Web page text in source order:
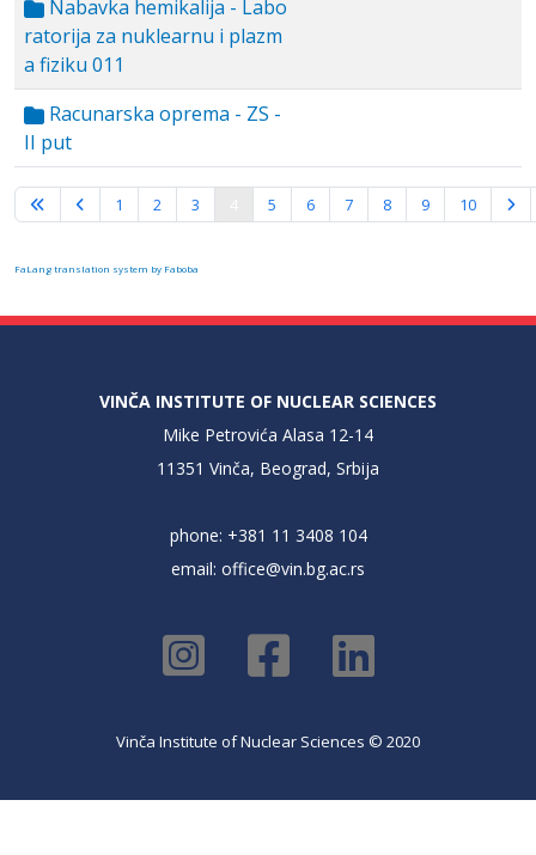
Nabavka hemikalija - Labo
ratorija za nuklearnu i plazm
a fiziku 011
Racunarska oprema - ZS -
II put
Page 4 of 10
1 2 3 5 6 7 8 9 10
FaLang translation system by Faboba
VINČA INSTITUTE OF NUCLEAR SCIENCES
Mike Petrovića Alasa 12-14
11351 Vinča, Beograd, Srbija
phone: +381 11 3408 104
email: office@vin.bg.ac.rs
Vinča Institute of Nuclear Sciences © 2020